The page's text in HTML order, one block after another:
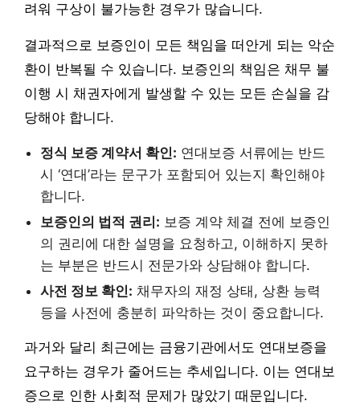
려워 구상이 불가능한 경우가 많습니다.
결과적으로 보증인이 모든 책임을 떠안게 되는 악순
환이 반복될 수 있습니다. 보증인의 책임은 채무 불
이행 시 채권자에게 발생할 수 있는 모든 손실을 감
당해야 합니다.
정식 보증 계약서 확인: 연대보증 서류에는 반드
시 ‘연대’라는 문구가 포함되어 있는지 확인해야
합니다.
보증인의 법적 권리: 보증 계약 체결 전에 보증인
의 권리에 대한 설명을 요청하고, 이해하지 못하
는 부분은 반드시 전문가와 상담해야 합니다.
사전 정보 확인: 채무자의 재정 상태, 상환 능력
등을 사전에 충분히 파악하는 것이 중요합니다.
과거와 달리 최근에는 금융기관에서도 연대보증을
요구하는 경우가 줄어드는 추세입니다. 이는 연대보
증으로 인한 사회적 문제가 많았기 때문입니다.